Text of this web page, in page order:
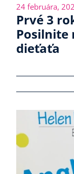
24 februára,
Prvé 3
Posilnite
dieťaťa